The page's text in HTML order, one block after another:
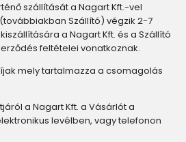
szállítását a Nagart Kft.-vel
Szállító) végzik 2-7
a Nagart Kft. és a Szállító
feltételei vonatkoznak.
mely tartalmazza a csomagolás
a Nagart Kft. a Vásárlót a
levélben, vagy telefonon